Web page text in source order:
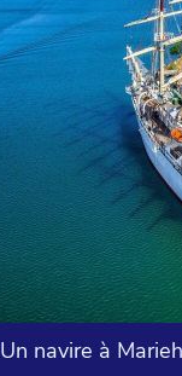
Un navire à